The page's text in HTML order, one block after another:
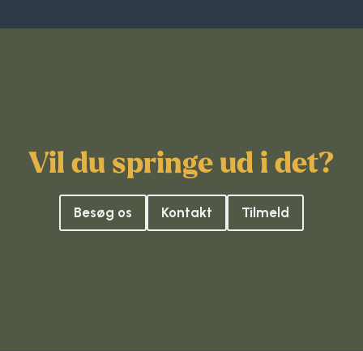
Vil du springe ud i det?
Besøg os Kontakt Tilmeld
Volleyball